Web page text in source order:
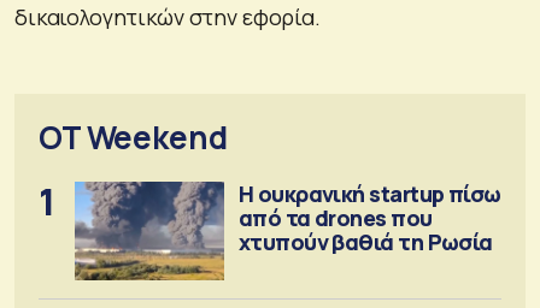
δικαιολογητικών στην εφορία.
OT Weekend
1
Η ουκρανική startup πίσω
από τα drones που
χτυπούν βαθιά τη Ρωσία